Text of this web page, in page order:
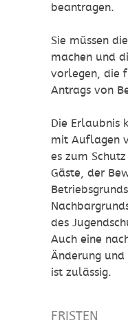
beantragen.
Sie müssen
machen und
vorlegen, die
Antrags von
Die Erlaubnis
mit Auflagen
es zum
Gäste, der
des
Auch eine
Änderung
ist zulässig.
FRISTEN